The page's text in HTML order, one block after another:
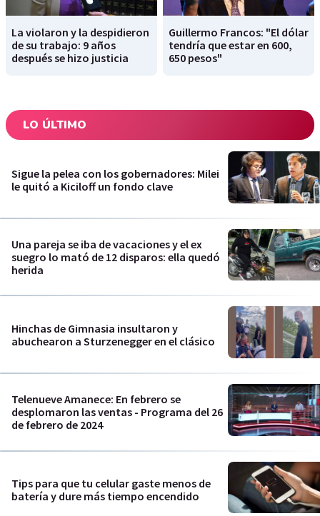
La violaron y la despidieron
de su trabajo: 9 años
después se hizo justicia
Guillermo Francos: "El dólar
tendría que estar en 600,
650 pesos"
LO ÚLTIMO
Sigue la pelea con los gobernadores: Milei
le quitó a Kiciloff un fondo clave
Una pareja se iba de vacaciones y el ex
suegro lo mató de 12 disparos: ella quedó
herida
Hinchas de Gimnasia insultaron y
abuchearon a Sturzenegger en el clásico
Telenueve Amanece: En febrero se
desplomaron las ventas - Programa del 26
de febrero de 2024
Tips para que tu celular gaste menos de
batería y dure más tiempo encendido